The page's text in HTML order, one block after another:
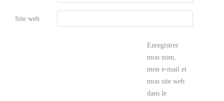
Site web
Enregistrer
mon nom,
mon e-mail et
mon site web
dans le